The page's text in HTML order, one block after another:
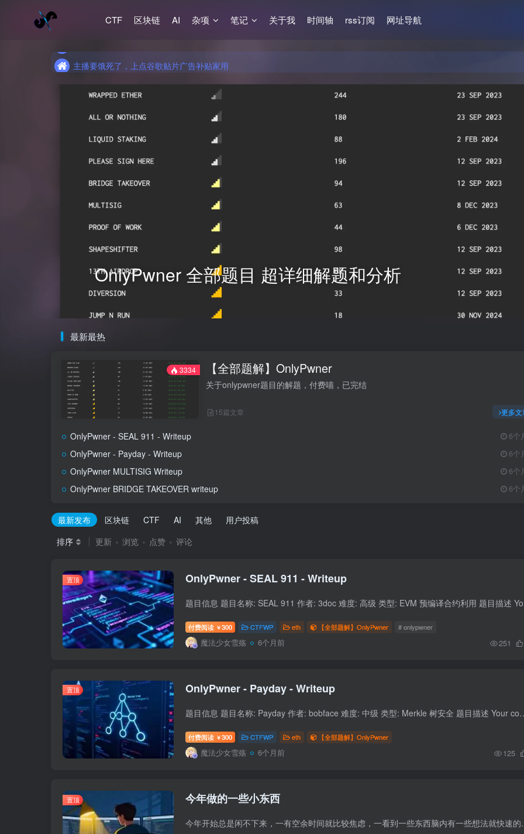
CTF 区块链 AI 杂项 笔记 关于我 时间轴 rss订阅 网址导航
主播要饿死了，上点谷歌贴片广告补贴家用
主播要饿死了，上点谷歌贴片广告补贴家用
OnlyPwner 全部题目 超详细解题和分析
最新最热
3334 【全部题解】OnlyPwner
关于onlypwner题目的解题，付费喵，已完结
15篇文章 更多文
OnlyPwner - SEAL 911 - Writeup 6个
OnlyPwner - Payday - Writeup 6个
OnlyPwner MULTISIG Writeup 6个
OnlyPwner BRIDGE TAKEOVER writeup 6个
最新发布 区块链 CTF AI 其他
用户投稿
排序
更新 浏览 点赞 评论
置顶 OnlyPwner - SEAL 911 - Writeup
付费阅读 ￥300 CTFWP eth 【全部题解】OnlyPwner # onlypwner
魔法少女雪殇 6个月前 251
置顶 OnlyPwner - Payday - Writeup
题目信息 题目名称: Payday 作者: bobface 难度: 中级 类型:
付费阅读 ￥300 CTFWP eth 【全部题解】OnlyPwner
魔法少女雪殇 6个月前 125
置顶 今年做的一些小东西
今年开始总是闲不下来，一有空余时间